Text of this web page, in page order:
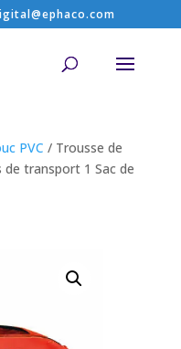
PVC / Trousse de
de transport 1 Sac de